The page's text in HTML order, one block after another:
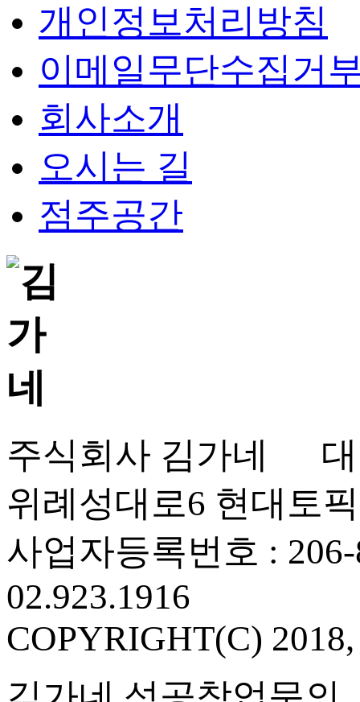
개인정보처리방침
이메일무단수집거
회사소개
오시는 길
점주공간
주식회사 김가네
위례성대로6 현대토
사업자등록번호 :
02.923.1916
COPYRIGHT(C)